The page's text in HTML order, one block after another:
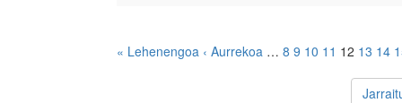
« Lehenengoa ‹ Aurrekoa … 8 9 10 11 12 13 14